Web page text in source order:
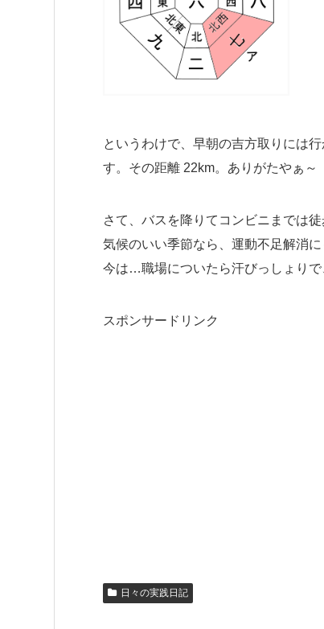
というわけで、早朝の吉方取りには
す。その距離 22km。ありがたやぁ～
さて、バスを降りてコンビニまでは
気候のいい季節なら、運動不足解消
今は…職場についたら汗びっしょりで
スポンサードリンク
日々の実践日記